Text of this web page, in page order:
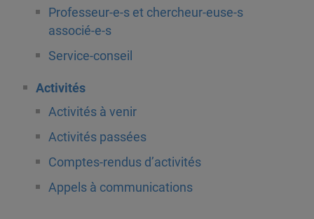
Professeur-e-s et chercheur-euse-s
associé-e-s
Service-conseil
Activités
Activités à venir
Activités passées
Comptes-rendus d’activités
Appels à communications